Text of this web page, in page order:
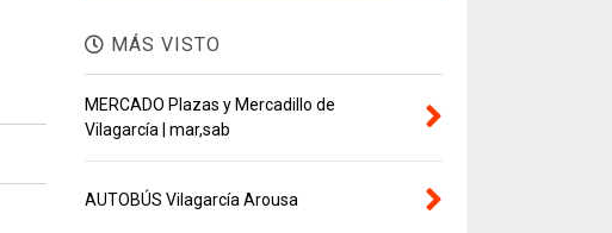
MÁS VISTO
MERCADO Plazas y Mercadillo de
Vilagarcía | mar,sab
AUTOBÚS Vilagarcía Arousa